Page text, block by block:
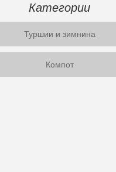
Категории
Туршии и зимнина
Компот